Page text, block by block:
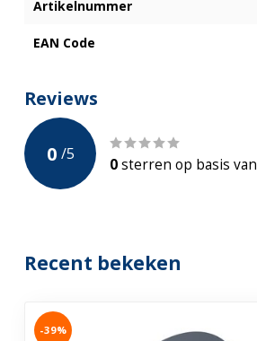
Artikelnummer
EAN Code
Reviews
0 /5
0sterren op basis van
Recent bekeken
-39%